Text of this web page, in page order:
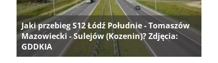
Jaki przebieg S12 Łódź Południe - Tomaszów
Mazowiecki - Sulejów (Kozenin)? Zdjęcia:
GDDKIA